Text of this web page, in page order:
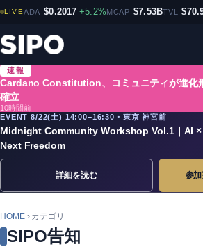
LIVEADA $0.2017 +5.2%MCAP $7.53BTVL
速報
Cardano Constitution、コミュニティが進化
確立
10時間前
EVENT 8/22(土) 14:00–16:30・東京 神宮前
Midnight Community Workshop Vol.1｜AI
Next Freedom
詳細を読む 参加
HOME› カテゴリ
SIPO告知